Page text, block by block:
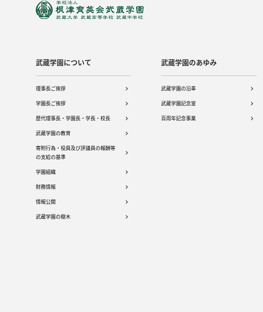
武蔵学園について
理事長ご挨拶
学園長ご挨拶
歴代理事長・学園長・学長・校長
武蔵学園の教育
寄附行為・役員及び評議員の報酬等
の支給の基準
学園組織
財務情報
情報公開
武蔵学園の樹木
武蔵学園のあゆみ
武蔵学園の沿革
武蔵学園記念室
百周年記念事業